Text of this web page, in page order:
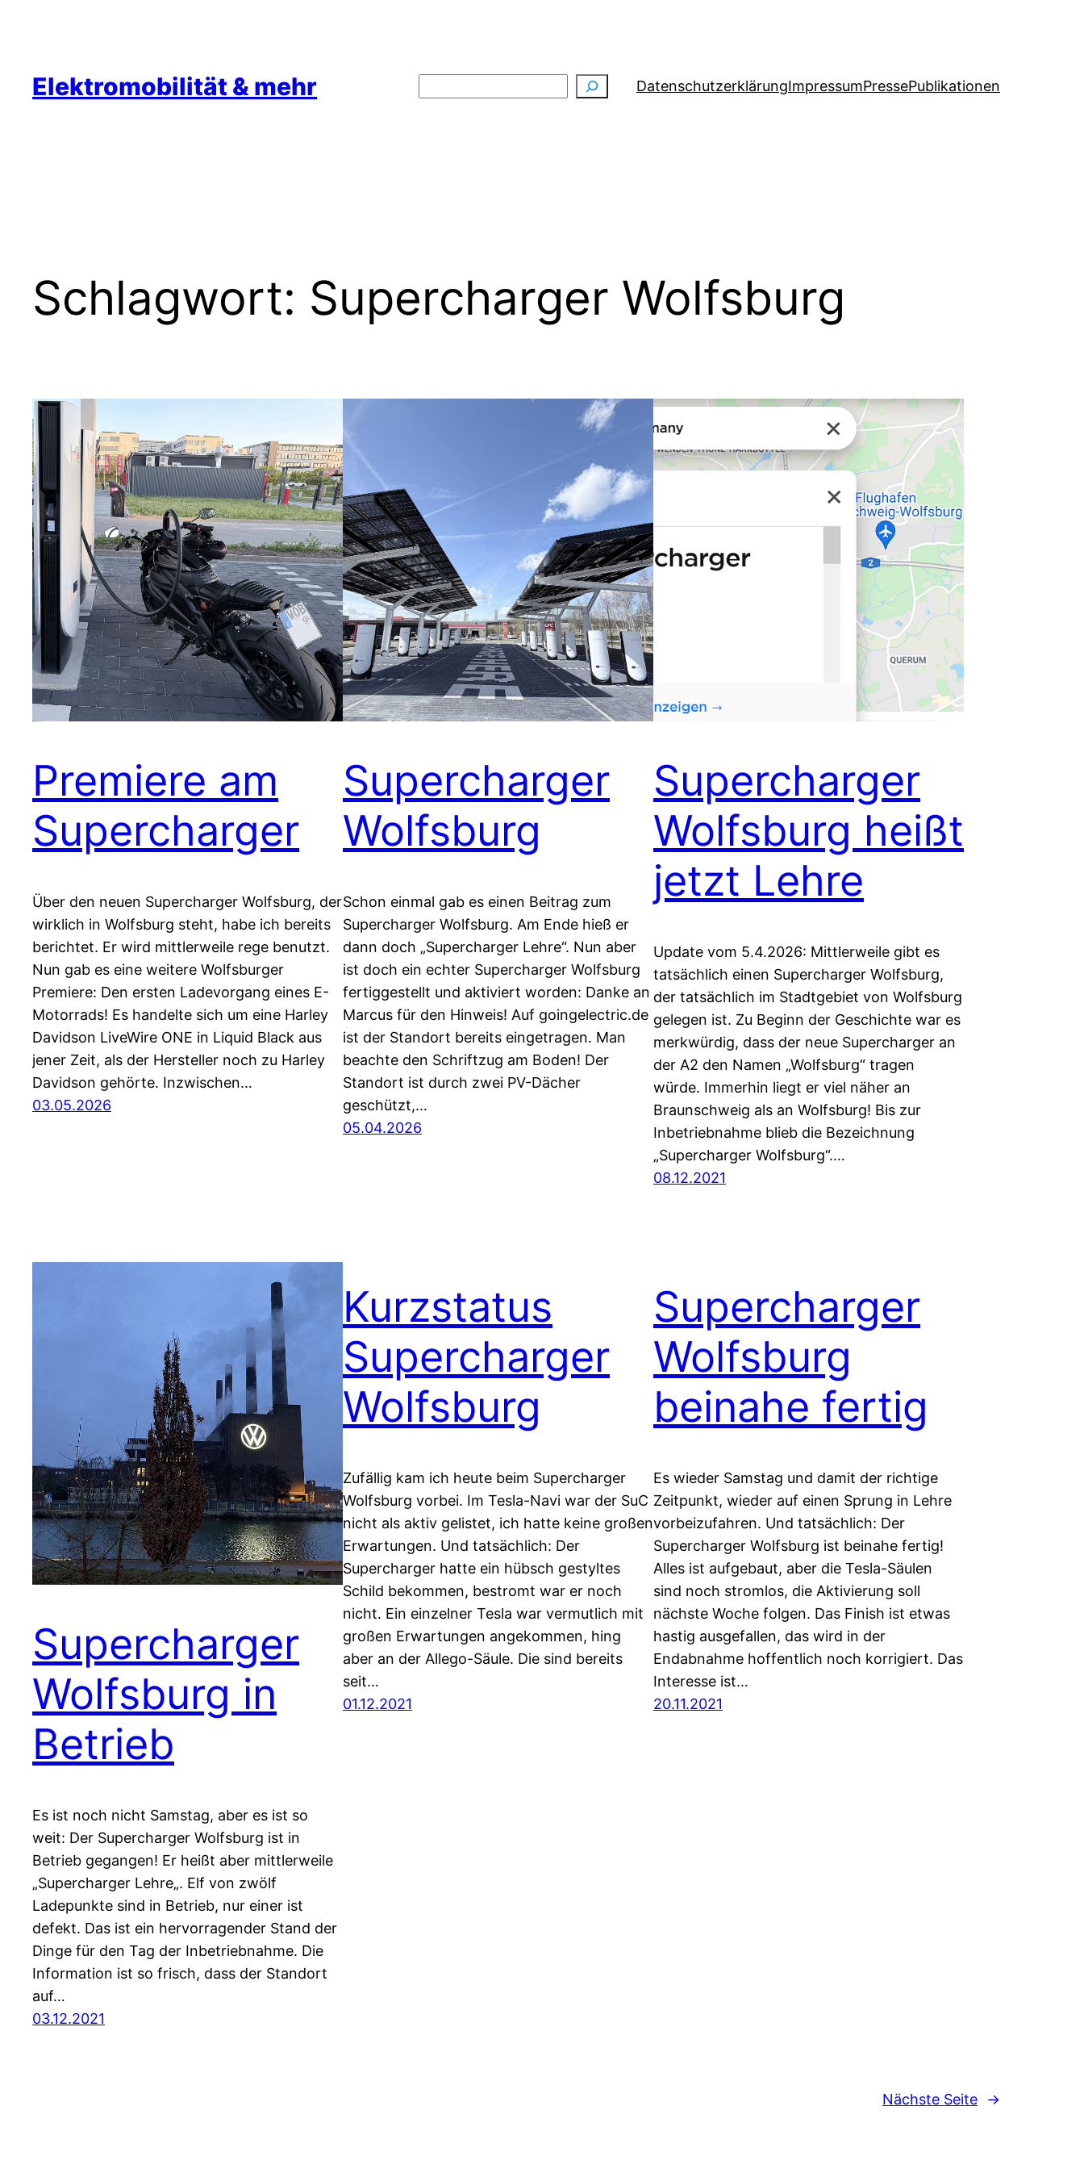
Elektromobilität & mehr DatenschutzerklärungImpressumPressePublikationen
Schlagwort: Supercharger Wolfsburg
Premiere am
Supercharger
Über den neuen Supercharger Wolfsburg, der
wirklich in Wolfsburg steht, habe ich bereits
berichtet. Er wird mittlerweile rege benutzt.
Nun gab es eine weitere Wolfsburger
Premiere: Den ersten Ladevorgang eines E-
Motorrads! Es handelte sich um eine Harley
Davidson LiveWire ONE in Liquid Black aus
jener Zeit, als der Hersteller noch zu Harley
Davidson gehörte. Inzwischen…
03.05.2026
Supercharger
Wolfsburg
Schon einmal gab es einen Beitrag zum
Supercharger Wolfsburg. Am Ende hieß er
dann doch „Supercharger Lehre“. Nun aber
ist doch ein echter Supercharger Wolfsburg
fertiggestellt und aktiviert worden: Danke an
Marcus für den Hinweis! Auf goingelectric.de
ist der Standort bereits eingetragen. Man
beachte den Schriftzug am Boden! Der
Standort ist durch zwei PV-Dächer
geschützt,…
05.04.2026
Supercharger
Wolfsburg heißt
jetzt Lehre
Update vom 5.4.2026: Mittlerweile gibt es
tatsächlich einen Supercharger Wolfsburg,
der tatsächlich im Stadtgebiet von Wolfsburg
gelegen ist. Zu Beginn der Geschichte war es
merkwürdig, dass der neue Supercharger an
der A2 den Namen „Wolfsburg“ tragen
würde. Immerhin liegt er viel näher an
Braunschweig als an Wolfsburg! Bis zur
Inbetriebnahme blieb die Bezeichnung
„Supercharger Wolfsburg“.…
08.12.2021
Supercharger
Wolfsburg in
Betrieb
Es ist noch nicht Samstag, aber es ist so
weit: Der Supercharger Wolfsburg ist in
Betrieb gegangen! Er heißt aber mittlerweile
„Supercharger Lehre„. Elf von zwölf
Ladepunkte sind in Betrieb, nur einer ist
defekt. Das ist ein hervorragender Stand der
Dinge für den Tag der Inbetriebnahme. Die
Information ist so frisch, dass der Standort
auf…
03.12.2021
Kurzstatus
Supercharger
Wolfsburg
Zufällig kam ich heute beim Supercharger
Wolfsburg vorbei. Im Tesla-Navi war der SuC
nicht als aktiv gelistet, ich hatte keine großen
Erwartungen. Und tatsächlich: Der
Supercharger hatte ein hübsch gestyltes
Schild bekommen, bestromt war er noch
nicht. Ein einzelner Tesla war vermutlich mit
großen Erwartungen angekommen, hing
aber an der Allego-Säule. Die sind bereits
seit…
01.12.2021
Supercharger
Wolfsburg
beinahe fertig
Es wieder Samstag und damit der richtige
Zeitpunkt, wieder auf einen Sprung in Lehre
vorbeizufahren. Und tatsächlich: Der
Supercharger Wolfsburg ist beinahe fertig!
Alles ist aufgebaut, aber die Tesla-Säulen
sind noch stromlos, die Aktivierung soll
nächste Woche folgen. Das Finish ist etwas
hastig ausgefallen, das wird in der
Endabnahme hoffentlich noch korrigiert. Das
Interesse ist…
20.11.2021
Nächste Seite →